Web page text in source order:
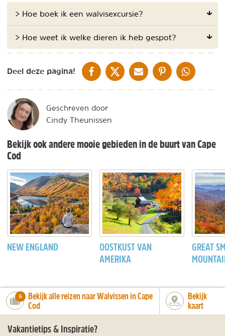
> Hoe boek ik een walvisexcursie?
> Hoe weet ik welke dieren ik heb gespot?
Deel deze pagina! DELEN OP FACEBOOK
DELEN OP XDELEN VIA DE MAIL
DELEN OP PINTEREST
DELEN OP
Geschreven door
Cindy Theunissen
Bekijk ook andere mooie gebieden in de buurt van Cape
Cod
NEW ENGLAND
OOSTKUST VAN
AMERIKA
GREAT
number_of_trips:
6
Bekijk alle reizen naar Walvissen in Cape
Cod
Bekijk
kaart
Vakantietips & Inspiratie?